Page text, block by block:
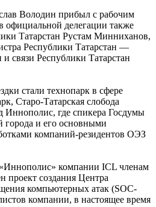
Володин прибыл с рабочим
официальной делегации также
Татарстан Рустам Минниханов,
Республики Татарстан —
связи Республики Татарстан
стали технопарк в сфере
Старо-Татарская слобода
Иннополис, где спикера Госдумы
города и его основными
компаний-резидентов ОЭЗ
компании ICL членам
проект создания Центра
компьютерных атак (SOC-
компании, в настоящее время